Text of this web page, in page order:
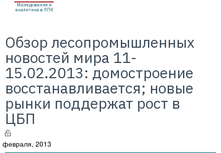
Исследования и
аналитика в ЛПК
Обзор лесопромышленных
новостей мира 11-
15.02.2013: домостроение
восстанавливается; новые
рынки поддержат рост в
ЦБП
февраля, 2013